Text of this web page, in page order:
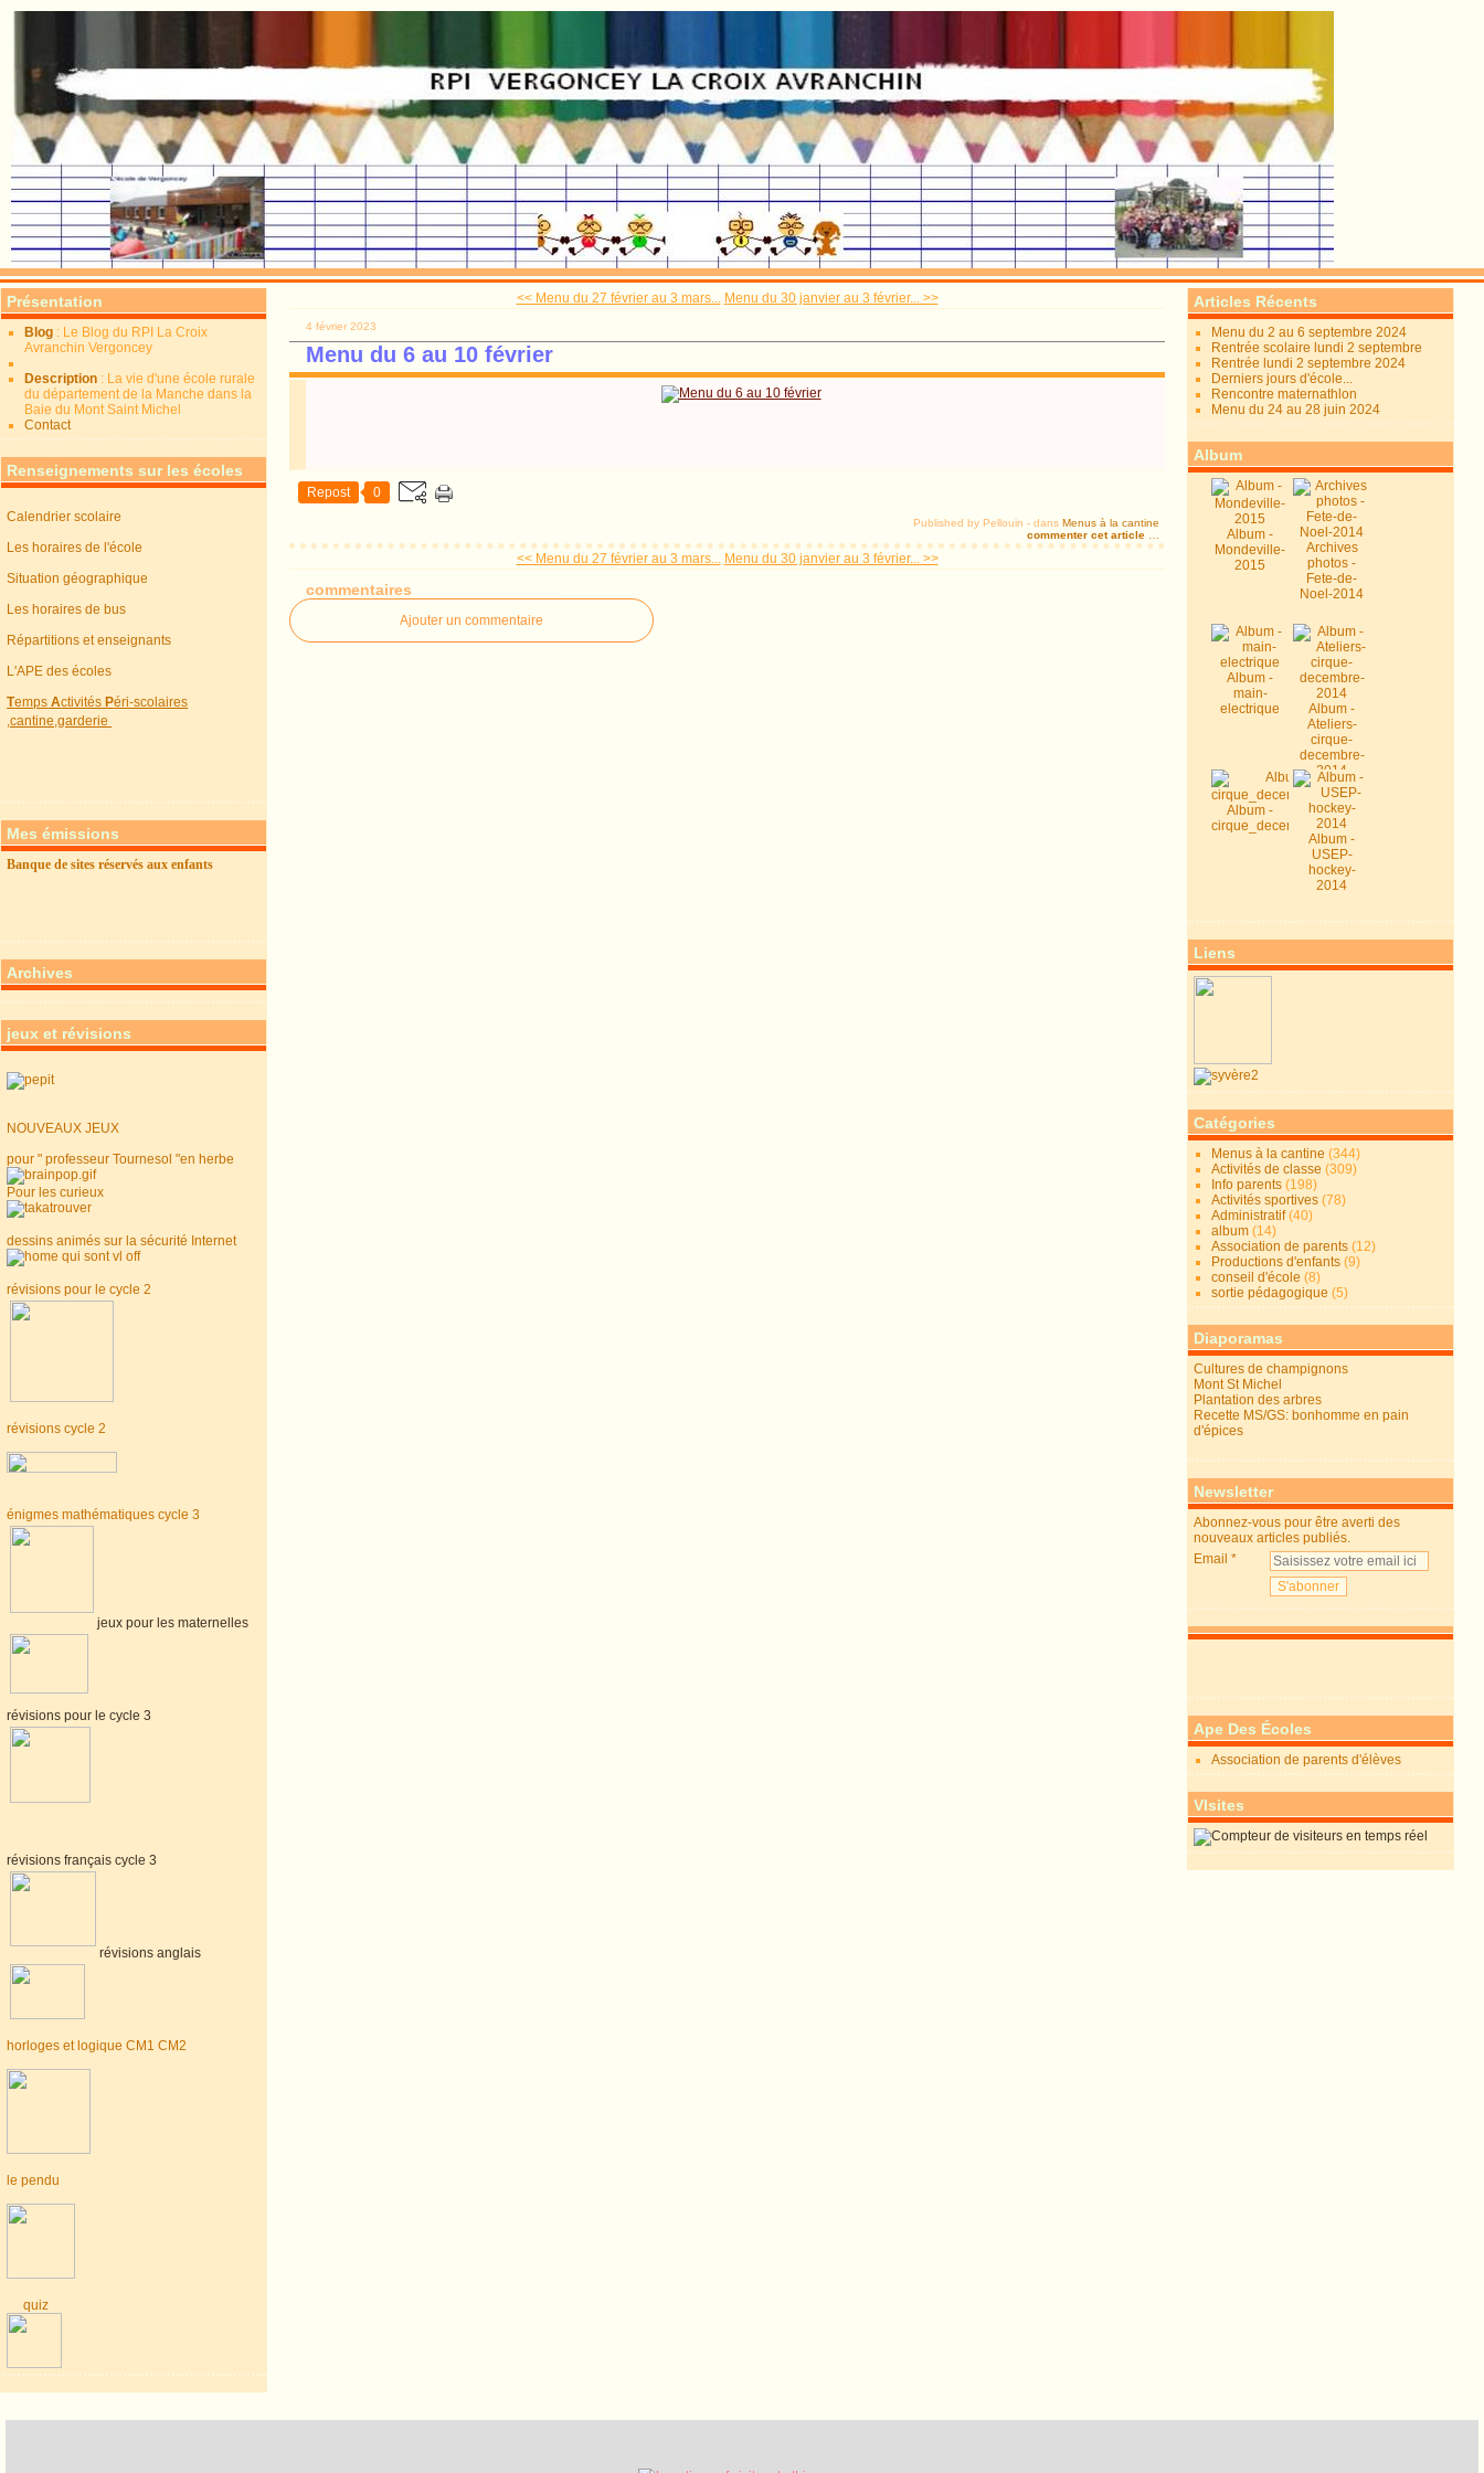
Présentation
Blog : Le Blog du RPI La Croix
Avranchin Vergoncey
Description : La vie d'une école rurale
du département de la Manche dans la
Baie du Mont Saint Michel
Contact
Renseignements sur les écoles
Calendrier scolaire
Les horaires de l'école
Situation géographique
Les horaires de bus
Répartitions et enseignants
L'APE des écoles
Temps Activités Péri-scolaires
,cantine,garderie
Mes émissions
Banque de sites réservés aux enfants
Archives
jeux et révisions
NOUVEAUX JEUX
pour " professeur Tournesol "en herbe
Pour les curieux
dessins animés sur la sécurité Internet
révisions pour le cycle 2
révisions cycle 2
énigmes mathématiques cycle 3
jeux pour les maternelles
révisions pour le cycle 3
révisions français cycle 3
révisions anglais
horloges et logique CM1 CM2
le pendu
quiz
<< Menu du 27 février au 3 mars... Menu du 30 janvier au 3 février... >>
4 février 2023
Menu du 6 au 10 février
Repost 0
Published by Pellouin - dansMenus à la cantine
commenter cet article
<< Menu du 27 février au 3 mars... Menu du 30 janvier au 3 février... >>
commentaires
Ajouter un commentaire
Articles Récents
Menu du 2 au 6 septembre 2024
Rentrée scolaire lundi 2 septembre
Rentrée lundi 2 septembre 2024
Derniers jours d'école...
Rencontre maternathlon
Menu du 24 au 28 juin 2024
Album
Album -
Mondeville-
2015
Archives
photos -
Fete-de-
Noel-2014
Album -
main-
electrique
Album -
Ateliers-
cirque-
decembre-
2014
Album -
cirque_decembre2014
Album -
USEP-
hockey-
2014
Liens
Catégories
Menus à la cantine (344)
Activités de classe (309)
Info parents (198)
Activités sportives (78)
Administratif(40)
album (14)
Association de parents (12)
Productions d'enfants (9)
conseil d'école (8)
sortie pédagogique (5)
Diaporamas
Cultures de champignons
Mont St Michel
Plantation des arbres
Recette MS/GS: bonhomme en pain
d'épices
Newsletter
Abonnez-vous pour être averti des
nouveaux articles publiés.
Email
Ape Des Écoles
Association de parents d'élèves
VIsites